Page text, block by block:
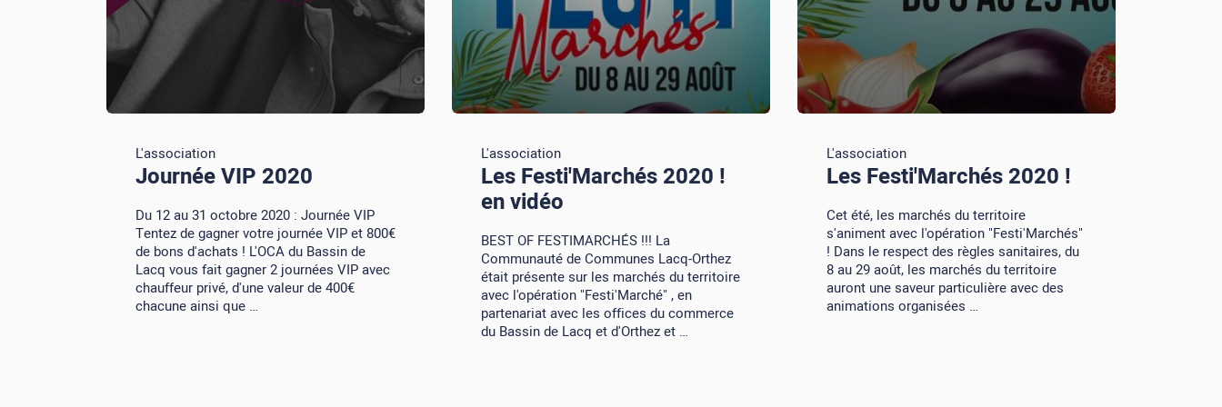
L'association
Journée VIP 2020
Du 12 au 31 octobre 2020 : Journée VIP
Tentez de gagner votre journée VIP et 800€
de bons d'achats ! L'OCA du Bassin de
Lacq vous fait gagner 2 journées VIP avec
chauffeur privé, d'une valeur de 400€
chacune ainsi que …
L'association
Les Festi'Marchés 2020 !
en vidéo
BEST OF FESTIMARCHÉS !!! La
Communauté de Communes Lacq-Orthez
était présente sur les marchés du territoire
avec l'opération "Festi'Marché" , en
partenariat avec les offices du commerce
du Bassin de Lacq et d'Orthez et …
L'association
Les Festi'Marchés 2020 !
Cet été, les marchés du territoire
s'animent avec l'opération "Festi'Marchés"
! Dans le respect des règles sanitaires, du
8 au 29 août, les marchés du territoire
auront une saveur particulière avec des
animations organisées …